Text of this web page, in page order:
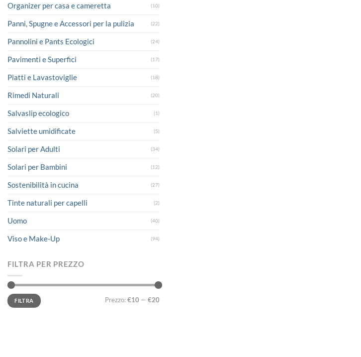
Organizer per casa e cameretta (10)
Panni, Spugne e Accessori per la pulizia (22)
Pannolini e Pants Ecologici (24)
Pavimenti e Superfici (17)
Piatti e Lavastoviglie (18)
Rimedi Naturali (20)
Salvaslip ecologico (1)
Salviette umidificate (5)
Solari per Adulti (34)
Solari per Bambini (12)
Sostenibilità in cucina (27)
Tinte naturali per capelli (2)
Uomo (40)
Viso e Make-Up (94)
FILTRA PER PREZZO
Prezzo
Min
Prezzo
MaxFILTRA Prezzo:€10 — €20